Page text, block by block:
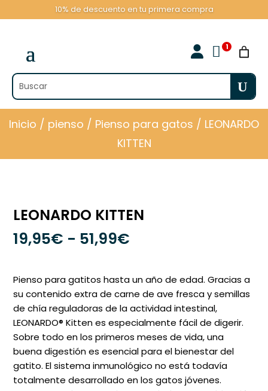
10% de descuento en tu primera compra

Inicio / pienso / Pienso para gatos / LEONARDO
KITTEN
LEONARDO KITTEN
19,95€ - 51,99€
precios:
desde
19,95€
hasta
51,99€
Pienso para gatitos hasta un año de edad. Gracias a
su contenido extra de carne de ave fresca y semillas
de chía reguladoras de la actividad intestinal,
LEONARDO® Kitten es especialmente fácil de digerir.
Sobre todo en los primeros meses de vida, una
buena digestión es esencial para el bienestar del
gatito. El sistema inmunológico no está todavía
totalmente desarrollado en los gatos jóvenes.